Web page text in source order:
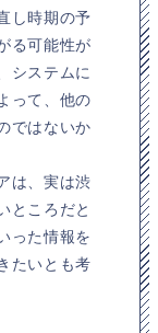
し時期の予
る可能性が
システムに
って、他の
ではないか
は、実は渋
ところだと
った情報を
たいとも考